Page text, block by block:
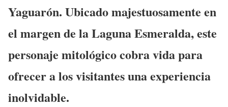
Yaguarón. Ubicado majestuosamente en
el margen de la Laguna Esmeralda, este
personaje mitológico cobra vida para
ofrecer a los visitantes una experiencia
inolvidable.